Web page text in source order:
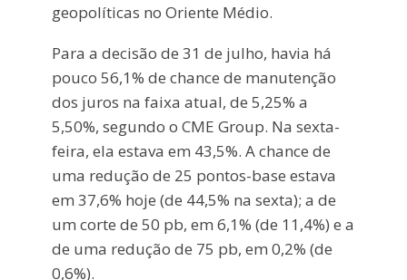
geopolíticas no Oriente Médio.
Para a decisão de 31 de julho, havia há
pouco 56,1% de chance de manutenção
dos juros na faixa atual, de 5,25% a
5,50%, segundo o CME Group. Na sexta-
feira, ela estava em 43,5%. A chance de
uma redução de 25 pontos-base estava
em 37,6% hoje (de 44,5% na sexta); a de
um corte de 50 pb, em 6,1% (de 11,4%) e a
de uma redução de 75 pb, em 0,2% (de
0,6%).